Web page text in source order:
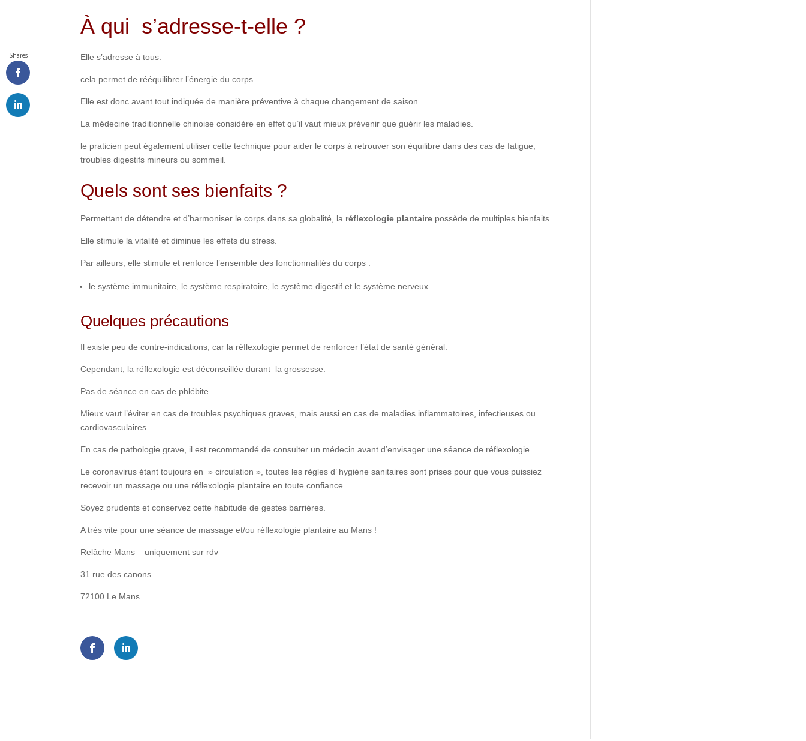
À qui s’adresse-t-elle ?
Elle s’adresse à tous.
cela permet de rééquilibrer l’énergie du corps.
Elle est donc avant tout indiquée de manière préventive à chaque changement de saison.
La médecine traditionnelle chinoise considère en effet qu’il vaut mieux prévenir que guérir les maladies.
le praticien peut également utiliser cette technique pour aider le corps à retrouver son équilibre dans des cas de fatigue,
troubles digestifs mineurs ou sommeil.
Quels sont ses bienfaits ?
Permettant de détendre et d’harmoniser le corps dans sa globalité, la réflexologie plantaire possède de multiples bienfaits.
Elle stimule la vitalité et diminue les effets du stress.
Par ailleurs, elle stimule et renforce l’ensemble des fonctionnalités du corps :
le système immunitaire, le système respiratoire, le système digestif et le système nerveux
Quelques précautions
Il existe peu de contre-indications, car la réflexologie permet de renforcer l’état de santé général.
Cependant, la réflexologie est déconseillée durant la grossesse.
Pas de séance en cas de phlébite.
Mieux vaut l’éviter en cas de troubles psychiques graves, mais aussi en cas de maladies inflammatoires, infectieuses ou
cardiovasculaires.
En cas de pathologie grave, il est recommandé de consulter un médecin avant d’envisager une séance de réflexologie.
Le coronavirus étant toujours en » circulation », toutes les règles d’ hygiène sanitaires sont prises pour que vous puissiez
recevoir un massage ou une réflexologie plantaire en toute confiance.
Soyez prudents et conservez cette habitude de gestes barrières.
A très vite pour une séance de massage et/ou réflexologie plantaire au Mans !
Relâche Mans – uniquement sur rdv
31 rue des canons
72100 Le Mans
Shares